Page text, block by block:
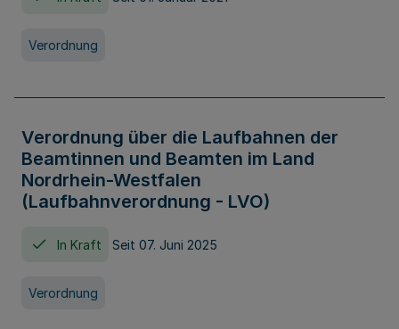
Verordnung
Verordnung über die Laufbahnen der
Beamtinnen und Beamten im Land
Nordrhein-Westfalen
(Laufbahnverordnung - LVO)
In Kraft Seit 07. Juni 2025
Verordnung